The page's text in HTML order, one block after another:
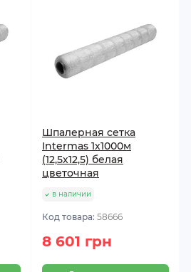
Шпалерная сетка
Intermas 1х1000м
(12,5х12,5) белая
цветочная
в наличии
Код товара: 58666
8 601 грн